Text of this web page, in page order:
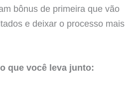
bônus de primeira que vão
e deixar o processo mais
que você leva junto: